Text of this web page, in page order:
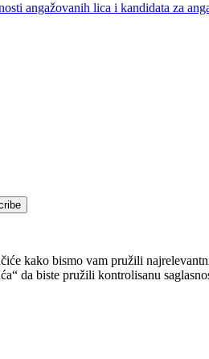
angažovanih lica i kandidata za
kako bismo vam pružili
da biste pružili kontrolisanu